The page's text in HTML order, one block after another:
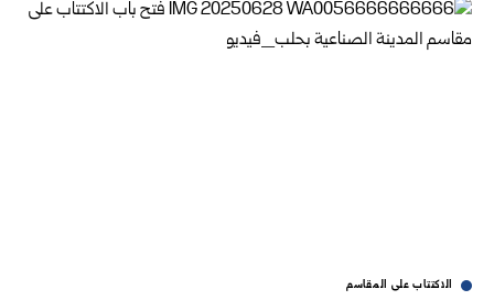
الاكتتاب على المقاسم